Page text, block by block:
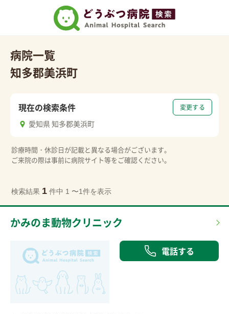
病院一覧
知多郡美浜町
変更する
現在の検索条件
愛知県 知多郡美浜町
診療時間・休診日が記載と異なる場合がございます。
ご来院の際は事前に病院サイト等をご確認ください。
検索結果 1 件中 1 〜1件を表示
かみのま動物クリニック
電話する